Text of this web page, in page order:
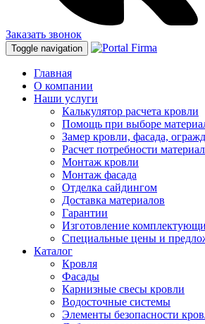
Заказать звонок
Toggle navigation
Главная
О компании
Наши услуги
Калькулятор расчета кровли
Помощь при выборе
Замер кровли, фасада,
Расчет потребности
Монтаж кровли
Монтаж фасада
Отделка сайдингом
Доставка материалов
Гарантии
Изготовление
Специальные цены и
Каталог
Кровля
Фасады
Карнизные свесы кровли
Водосточные системы
Элементы безопасности